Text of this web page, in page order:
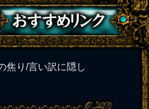
焦り/言い訳に隠し